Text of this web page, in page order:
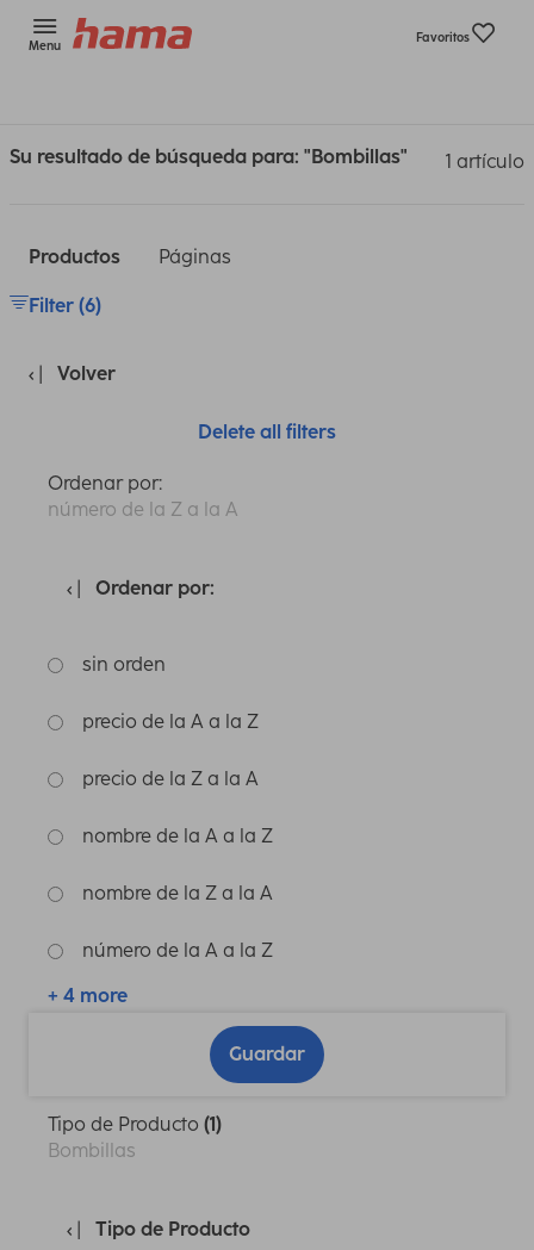
Menu
Favoritos
Su resultado de búsqueda para: "Bombillas" 1 artículo
Productos Páginas
Filter (6)
Volver
Delete all filters
Ordenar por:
número de la Z a la A
Ordenar por:
sin orden
precio de la A a la Z
precio de la Z a la A
nombre de la A a la Z
nombre de la Z a la A
número de la A a la Z
+ 4 more
Guardar
Tipo de Producto (1)
Bombillas
Tipo de Producto